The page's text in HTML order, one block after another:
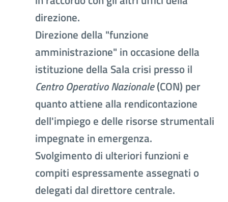
direzione.
Direzione della "funzione
amministrazione" in occasione della
istituzione della Sala crisi presso il
Centro Operativo Nazionale(CON) per
quanto attiene alla rendicontazione
dell'impiego e delle risorse strumentali
impegnate in emergenza.
Svolgimento di ulteriori funzioni e
compiti espressamente assegnati o
delegati dal direttore centrale.